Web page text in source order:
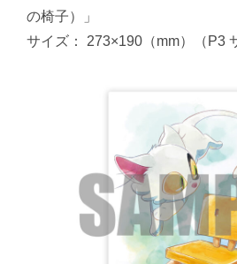
の椅子）」
サイズ： 273×190（mm）（P3